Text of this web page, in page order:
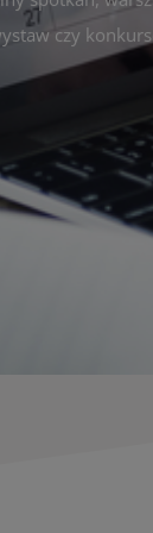
czy
na bieżąco,
z planem pracy
do
w życiu
miasta!